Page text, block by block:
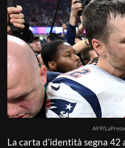
AFP/
La carta d’identità segna 42